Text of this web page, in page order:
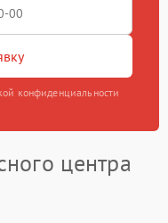
конфиденциальности
центра